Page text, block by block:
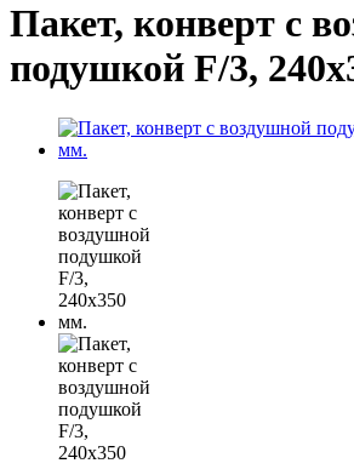
Пакет, конверт с
подушкой F/3,